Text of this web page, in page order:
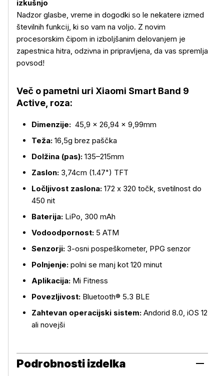
izkušnjo
Nadzor glasbe, vreme in dogodki so le nekatere izmed
številnih funkcij, ki so vam na voljo. Z novim
procesorskim čipom in izboljšanim delovanjem je
zapestnica hitra, odzivna in pripravljena, da vas spremlja
povsod!
Več o pametni uri Xiaomi Smart Band 9
Active, roza:
Dimenzije: 45,9 × 26,94 × 9,99mm
Teža: 16,5g brez paščka
Dolžina (pas): 135–215mm
Zaslon: 3,74cm (1.47") TFT
Ločljivost zaslona: 172 x 320 točk, svetilnost do
450 nit
Baterija: LiPo, 300 mAh
Vodoodpornost: 5 ATM
Senzorji: 3-osni pospeškometer, PPG senzor
Polnjenje: polni se manj kot 120 minut
Aplikacija: Mi Fitness
Povezljivost: Bluetooth® 5.3 BLE
Zahtevan operacijski sistem: Andorid 8.0, iOS 12
ali novejši
Podrobnosti izdelka